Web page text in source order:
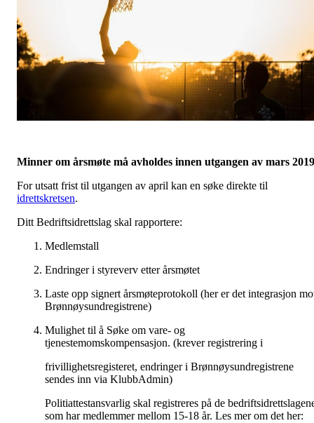
Minner om årsmøte må avholdes innen utgangen av mars 2019
For utsatt frist til utgangen av april kan en søke direkte til
idrettskretsen.
Ditt Bedriftsidrettslag skal rapportere:
Medlemstall
Endringer i styreverv etter årsmøtet
Laste opp signert årsmøteprotokoll (her er det integrasjon
Brønnøysundregistrene)
Mulighet til å Søke om vare- og
tjenestemomskompensasjon. (krever registrering i
frivillighetsregisteret, endringer i Brønnøysundregistrene
sendes inn via KlubbAdmin)
Politiattestansvarlig skal registreres på de
som har medlemmer mellom 15-18 år. Les mer om det her: